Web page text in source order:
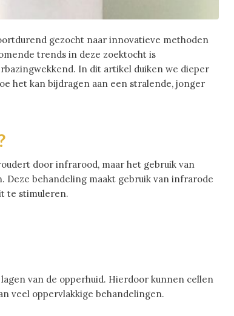
gezocht naar innovatieve methoden
trends in deze zoektocht is
In dit artikel duiken we dieper
het kan bijdragen aan een stralende, jonger
door infrarood, maar het gebruik van
behandeling maakt gebruik van infrarode
te stimuleren.
van de opperhuid. Hierdoor kunnen cellen
veel oppervlakkige behandelingen.